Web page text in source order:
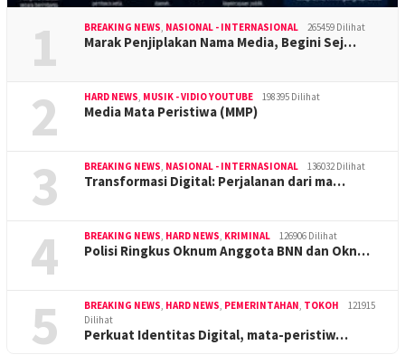
1 BREAKING NEWS, NASIONAL - INTERNASIONAL 265459 Dilihat
Marak Penjiplakan Nama Media, Begini Sej…
2 HARD NEWS, MUSIK - VIDIO YOUTUBE 198395 Dilihat
Media Mata Peristiwa (MMP)
3 BREAKING NEWS, NASIONAL - INTERNASIONAL 136032 Dilihat
Transformasi Digital: Perjalanan dari ma…
4 BREAKING NEWS, HARD NEWS, KRIMINAL 126906 Dilihat
Polisi Ringkus Oknum Anggota BNN dan Okn…
5 BREAKING NEWS, HARD NEWS, PEMERINTAHAN, TOKOH
121915
Dilihat
Perkuat Identitas Digital, mata-peristiw…